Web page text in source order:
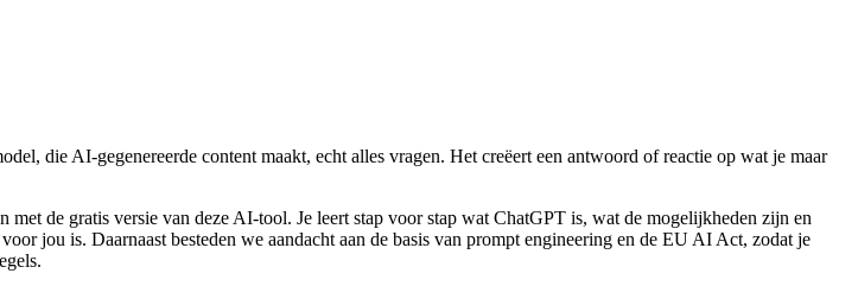
die AI-gegenereerde content maakt, echt alles vragen. Het creëert een antwoord of reactie op wat je maar
de gratis versie van deze AI-tool. Je leert stap voor stap wat ChatGPT is, wat de mogelijkheden zijn en
jou is. Daarnaast besteden we aandacht aan de basis van prompt engineering en de EU AI Act, zodat je